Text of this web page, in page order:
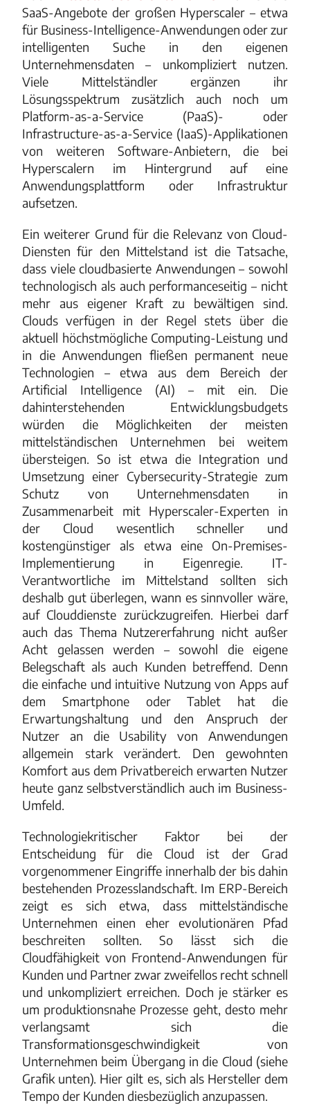
SaaS-Angebote der großen Hyperscaler – etwa
für Business-Intelligence-Anwendungen oder zur
intelligenten Suche in den eigenen
Unternehmensdaten – unkompliziert nutzen.
Viele Mittelständler ergänzen ihr
Lösungsspektrum zusätzlich auch noch um
Platform-as-a-Service (PaaS)- oder
Infrastructure-as-a-Service (IaaS)-Applikationen
von weiteren Software-Anbietern, die bei
Hyperscalern im Hintergrund auf eine
Anwendungsplattform oder Infrastruktur
aufsetzen.
Ein weiterer Grund für die Relevanz von Cloud-
Diensten für den Mittelstand ist die Tatsache,
dass viele cloudbasierte Anwendungen – sowohl
technologisch als auch performanceseitig – nicht
mehr aus eigener Kraft zu bewältigen sind.
Clouds verfügen in der Regel stets über die
aktuell höchstmögliche Computing-Leistung und
in die Anwendungen fließen permanent neue
Technologien – etwa aus dem Bereich der
Artificial Intelligence (AI) – mit ein. Die
dahinterstehenden Entwicklungsbudgets
würden die Möglichkeiten der meisten
mittelständischen Unternehmen bei weitem
übersteigen. So ist etwa die Integration und
Umsetzung einer Cybersecurity-Strategie zum
Schutz von Unternehmensdaten in
Zusammenarbeit mit Hyperscaler-Experten in
der Cloud wesentlich schneller und
kostengünstiger als etwa eine On-Premises-
Implementierung in Eigenregie. IT-
Verantwortliche im Mittelstand sollten sich
deshalb gut überlegen, wann es sinnvoller wäre,
auf Clouddienste zurückzugreifen. Hierbei darf
auch das Thema Nutzererfahrung nicht außer
Acht gelassen werden – sowohl die eigene
Belegschaft als auch Kunden betreffend. Denn
die einfache und intuitive Nutzung von Apps auf
dem Smartphone oder Tablet hat die
Erwartungshaltung und den Anspruch der
Nutzer an die Usability von Anwendungen
allgemein stark verändert. Den gewohnten
Komfort aus dem Privatbereich erwarten Nutzer
heute ganz selbstverständlich auch im Business-
Umfeld.
Technologiekritischer Faktor bei der
Entscheidung für die Cloud ist der Grad
vorgenommener Eingriffe innerhalb der bis dahin
bestehenden Prozesslandschaft. Im ERP-Bereich
zeigt es sich etwa, dass mittelständische
Unternehmen einen eher evolutionären Pfad
beschreiten sollten. So lässt sich die
Cloudfähigkeit von Frontend-Anwendungen für
Kunden und Partner zwar zweifellos recht schnell
und unkompliziert erreichen. Doch je stärker es
um produktionsnahe Prozesse geht, desto mehr
verlangsamt sich die
Transformationsgeschwindigkeit von
Unternehmen beim Übergang in die Cloud (siehe
Grafik unten). Hier gilt es, sich als Hersteller dem
Tempo der Kunden diesbezüglich anzupassen.